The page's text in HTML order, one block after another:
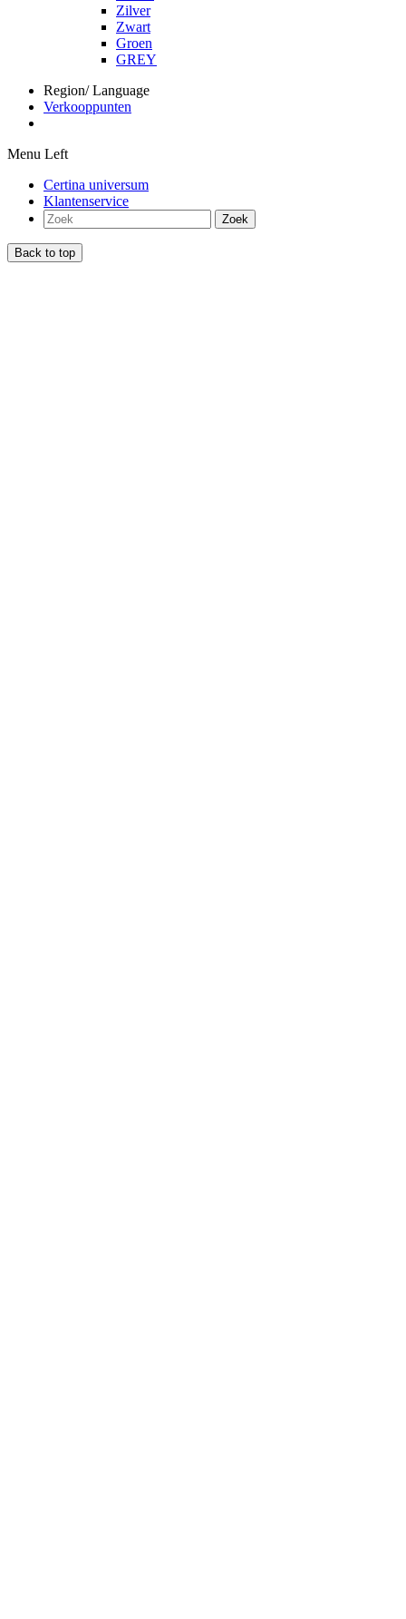
Zilver
Zwart
Groen
GREY
Region/ Language
Verkooppunten
Menu Left
Certina universum
Klantenservice
Zoek
Back to top